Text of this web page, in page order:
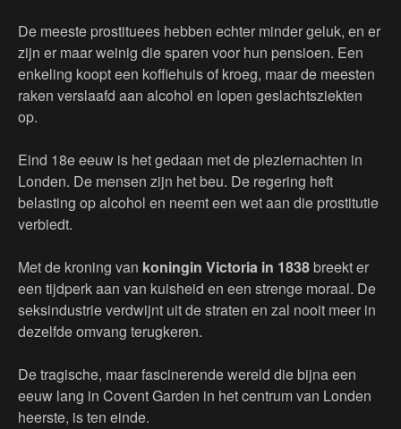
De meeste prostituees hebben echter minder geluk, en er
zijn er maar weinig die sparen voor hun pensioen. Een
enkeling koopt een koffiehuis of kroeg, maar de meesten
raken verslaafd aan alcohol en lopen geslachtsziekten
op.
Eind 18e eeuw is het gedaan met de pleziernachten in
Londen. De mensen zijn het beu. De regering heft
belasting op alcohol en neemt een wet aan die prostitutie
verbiedt.
Met de kroning van koningin Victoria in 1838 breekt er
een tijdperk aan van kuisheid en een strenge moraal. De
seksindustrie verdwijnt uit de straten en zal nooit meer in
dezelfde omvang terugkeren.
De tragische, maar fascinerende wereld die bijna een
eeuw lang in Covent Garden in het centrum van Londen
heerste, is ten einde.